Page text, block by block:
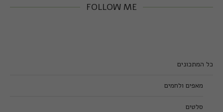
FOLLOW ME
כל המתכונים
מאפים ולחמים
סלטים